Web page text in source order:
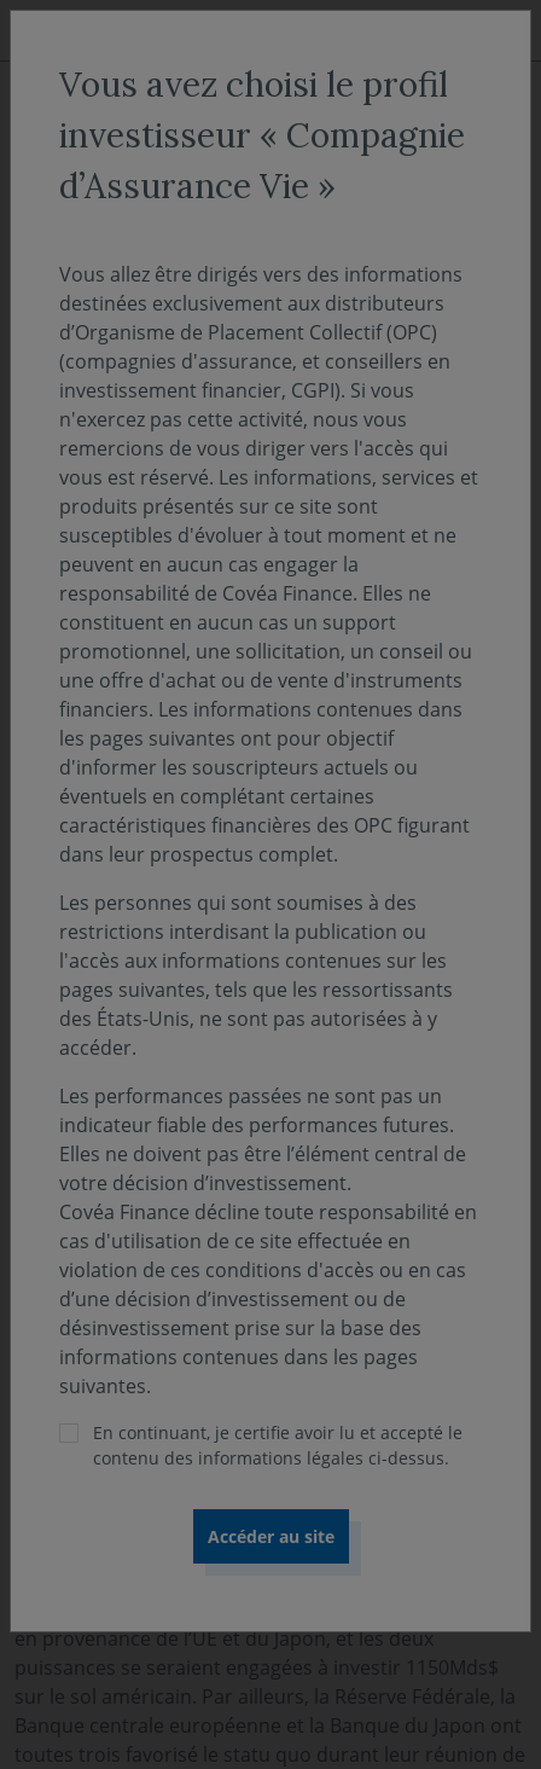
Aller au menu
Aller au contenu
ACCUEIL Décryptages
Environnement économique -
ENVIRONNEMENT ÉCONOMIQUE 04 août 2025
Temps de lecture :
L’incertitude demeure malgré l’annonce
d’accords commerciaux
Nos perspectives économiques et
financières
Aux Etats-Unis, la nouvelle administration
s’inscrit dans la continuité des précédentes,
avec la volonté de défendre et asseoir les
avantages compétitifs du pays et à en réduire
les vulnérabilités dans un monde où son
leadership est désormais contesté par la Chine.
Cette politique américaine privilégie des
approches bilatérales confirmant la volonté de
base plus régionale. Un mode de
fonctionnement qui se généralise dans le cadre
d’un multi régionalisme plus affirmé. En
Europe, l’Allemagne a annoncé des réformes
budgétaires historiques et un plan
d’investissement important pour répondre aux
confrontée. L’ampleur des effets des plans
allemand et européen sur l’activité de l’UE fait
face aux défis de leur mise en place et à la
compétition d’accès aux financements, enjeu de
rivalité majeur à l’intérieur de la zone. Ce
contexte alimente les facteurs structurels
inflationnistes que nous décrivons. Cependant,
nous restons vigilants sur les effets des droits
de douane américains sur la dynamique de
l’activité mondiale et ses effets sur l’inflation.
Unis et leurs partenaires européen (Union européenne)
en provenance de l’UE et du Japon, et les deux
puissances se seraient engagées à investir 1150Mds$
sur le sol américain. Par ailleurs, la Réserve Fédérale, la
Banque centrale européenne et la Banque du Japon ont
toutes trois favorisé le statu quo durant leur réunion de
Vous avez choisi le profil
investisseur « Compagnie
d’Assurance Vie »
Vous allez être dirigés vers des informations
destinées exclusivement aux distributeurs
d’Organisme de Placement Collectif (OPC)
(compagnies d'assurance, et conseillers en
investissement financier, CGPI). Si vous
n'exercez pas cette activité, nous vous
remercions de vous diriger vers l'accès qui
vous est réservé. Les informations, services et
produits présentés sur ce site sont
susceptibles d'évoluer à tout moment et ne
peuvent en aucun cas engager la
responsabilité de Covéa Finance. Elles ne
constituent en aucun cas un support
promotionnel, une sollicitation, un conseil ou
une offre d'achat ou de vente d'instruments
financiers. Les informations contenues dans
les pages suivantes ont pour objectif
d'informer les souscripteurs actuels ou
éventuels en complétant certaines
caractéristiques financières des OPC figurant
dans leur prospectus complet.
Les personnes qui sont soumises à des
restrictions interdisant la publication ou
l'accès aux informations contenues sur les
pages suivantes, tels que les ressortissants
des États-Unis, ne sont pas autorisées à y
accéder.
Les performances passées ne sont pas un
indicateur fiable des performances futures.
Elles ne doivent pas être l’élément central de
votre décision d’investissement.
Covéa Finance décline toute responsabilité en
cas d'utilisation de ce site effectuée en
violation de ces conditions d'accès ou en cas
d’une décision d’investissement ou de
désinvestissement prise sur la base des
informations contenues dans les pages
suivantes.
En continuant, je certifie avoir lu et accepté le
contenu des informations légales ci-dessus.